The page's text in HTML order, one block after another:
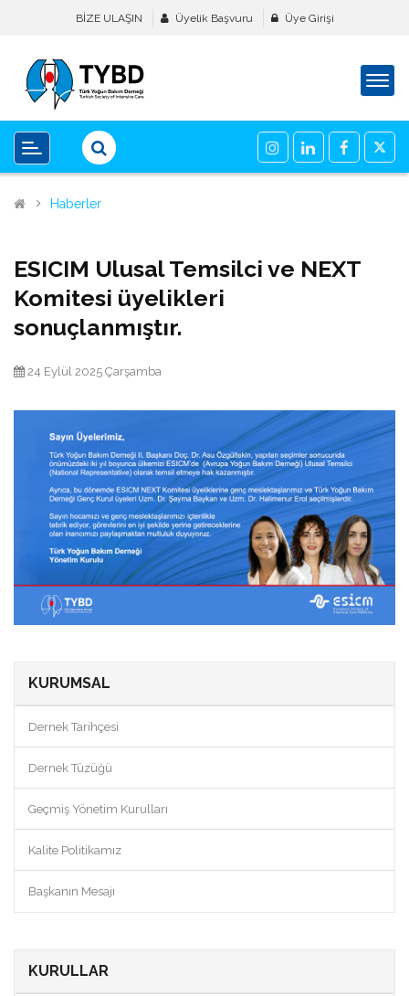
BİZE ULAŞIN Üyelik Başvuru Üye Girişi
Haberler
ESICIM Ulusal Temsilci ve NEXT
Komitesi üyelikleri
sonuçlanmıştır.
24 Eylül 2025 Çarşamba
KURUMSAL
Dernek Tarihçesi
Dernek Tüzüğü
Geçmiş Yönetim Kurulları
Kalite Politikamız
Başkanın Mesajı
KURULLAR